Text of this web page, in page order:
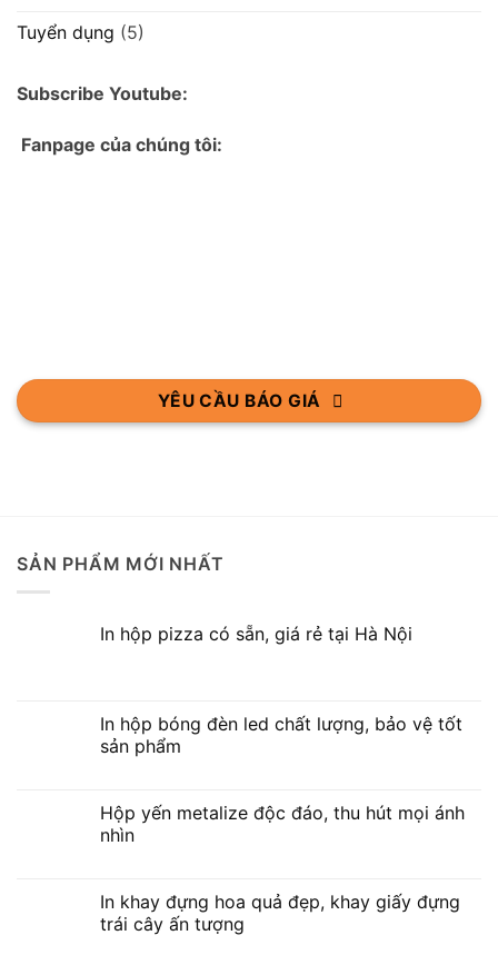
Tuyển dụng (5)
Subscribe Youtube:
Fanpage của chúng tôi:
YÊU CẦU BÁO GIÁ
SẢN PHẨM MỚI NHẤT
In hộp pizza có sẵn, giá rẻ tại Hà Nội
In hộp bóng đèn led chất lượng, bảo vệ tốt
sản phẩm
Hộp yến metalize độc đáo, thu hút mọi ánh
nhìn
In khay đựng hoa quả đẹp, khay giấy đựng
trái cây ấn tượng